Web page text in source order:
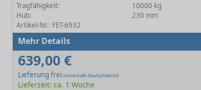
Tragfähigkeit:
10000 kg
Hub:
230 mm
Artikel-Nr.: FET-6932
Mehr Details
639,00 €
Lieferung frei (innerhalb Deutschlands)
Lieferzeit: ca. 1 Woche